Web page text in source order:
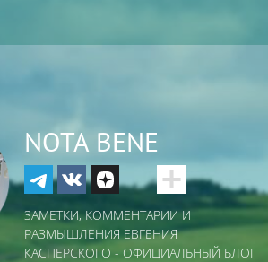
NOTA BENE
ЗАМЕТКИ, КОММЕНТАРИИ И
РАЗМЫШЛЕНИЯ ЕВГЕНИЯ
КАСПЕРСКОГО - ОФИЦИАЛЬНЫЙ БЛОГ